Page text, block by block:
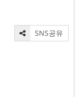
SNS공유